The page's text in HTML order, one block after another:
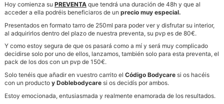
Hoy comienza su PREVENTA que tendrá una duración de 48h y que al
acceder a ella podréis beneficiaros de un precio muy especial.
Presentados en formato tarro de 250ml para poder ver y disfrutar su interior,
al adquirirlos dentro del plazo de nuestra preventa, su pvp es de 80€.
Y como estoy segura de que os pasará como a mí y será muy complicado
decidirse solo por uno de ellos, lanzamos, también solo para esta preventa, el
pack de los dos con un pvp de 150€.
Solo tenéis que añadir en vuestro carrito el Código Bodycare si os hacéis
con un producto y Doblebodycare si os decidís por ambos.
Estoy emocionada, entusiasmada y realmente enamorada de los resultados.